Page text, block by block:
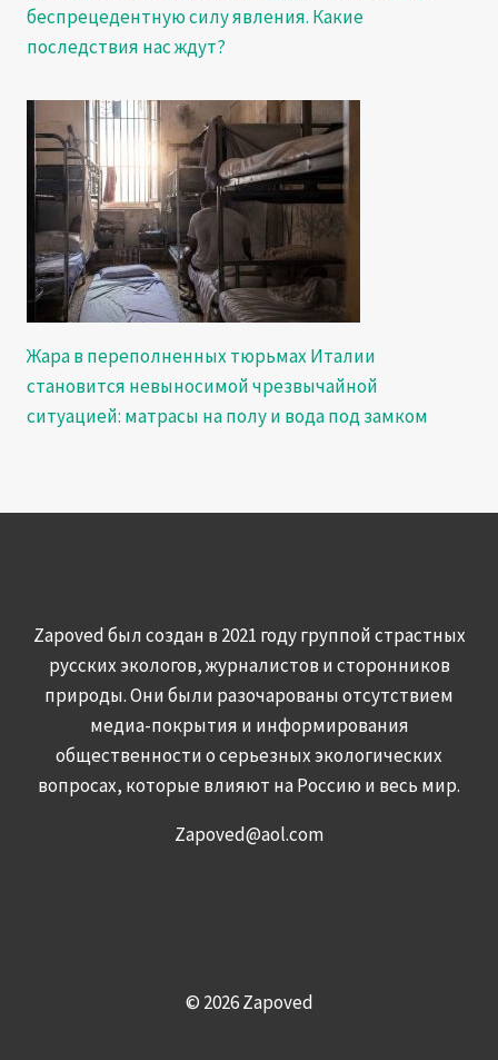
беспрецедентную силу явления. Какие
последствия нас ждут?
Жара в переполненных тюрьмах Италии
становится невыносимой чрезвычайной
ситуацией: матрасы на полу и вода под замком
Zapoved был создан в 2021 году группой страстных
русских экологов, журналистов и сторонников
природы. Они были разочарованы отсутствием
медиа-покрытия и информирования
общественности о серьезных экологических
вопросах, которые влияют на Россию и весь мир.
Zapoved@aol.com
© 2026 Zapoved